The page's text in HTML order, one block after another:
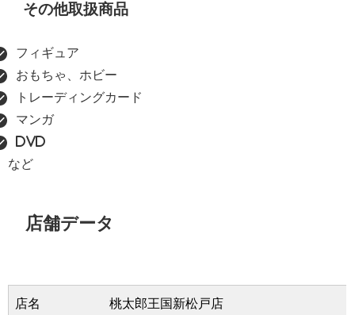
その他取扱商品
フィギュア
おもちゃ、ホビー
トレーディングカード
マンガ
DVD
など
店舗データ
店名 桃太郎王国新松戸店